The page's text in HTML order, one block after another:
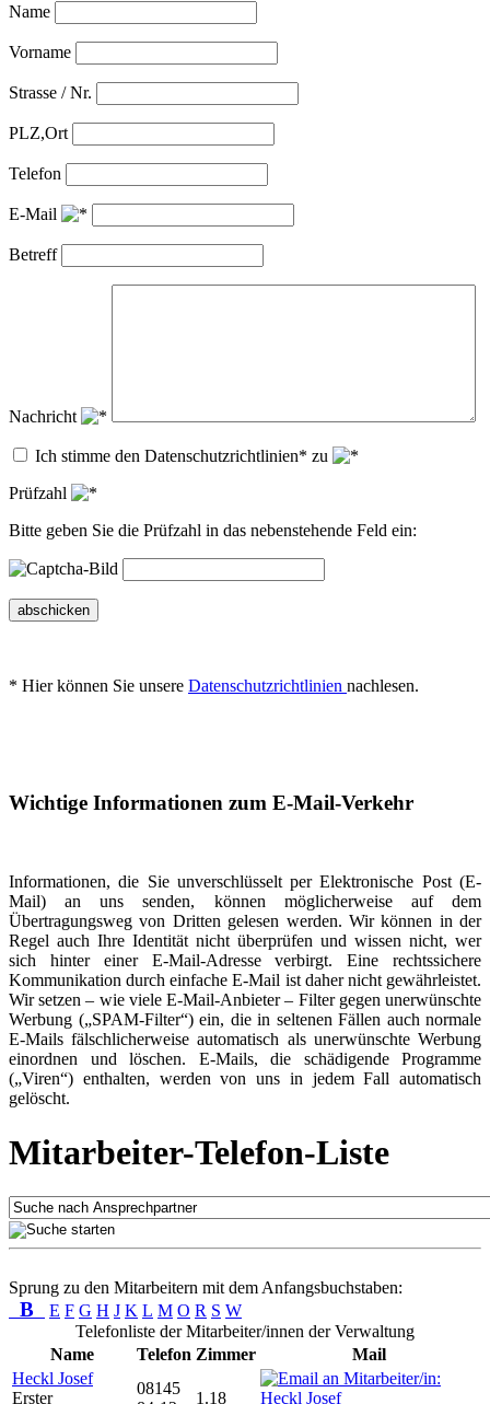
Name
Vorname
Strasse / Nr.
PLZ,Ort
Telefon
E-Mail
Betreff
Nachricht
Ich stimme den Datenschutzrichtlinien* zu
Prüfzahl
Bitte geben Sie die Prüfzahl in das nebenstehende Feld ein:
abschicken
* Hier können Sie unsere Datenschutzrichtlinien nachlesen.
Wichtige Informationen zum E-Mail-Verkehr
Informationen, die Sie unverschlüsselt per Elektronische Post (E-
Mail) an uns senden, können möglicherweise auf dem
Übertragungsweg von Dritten gelesen werden. Wir können in der
Regel auch Ihre Identität nicht überprüfen und wissen nicht, wer
sich hinter einer E-Mail-Adresse verbirgt. Eine rechtssichere
Kommunikation durch einfache E-Mail ist daher nicht gewährleistet.
Wir setzen – wie viele E-Mail-Anbieter – Filter gegen unerwünschte
Werbung („SPAM-Filter“) ein, die in seltenen Fällen auch normale
E-Mails fälschlicherweise automatisch als unerwünschte Werbung
einordnen und löschen. E-Mails, die schädigende Programme
(„Viren“) enthalten, werden von uns in jedem Fall automatisch
gelöscht.
Mitarbeiter-Telefon-Liste
Sprung zu den Mitarbeitern mit dem Anfangsbuchstaben:
B E F G H J K L M O R S W
Telefonliste der Mitarbeiter/innen der Verwaltung
Name
Telefon Zimmer
Mail
Heckl Josef
Erster
08145
1.18